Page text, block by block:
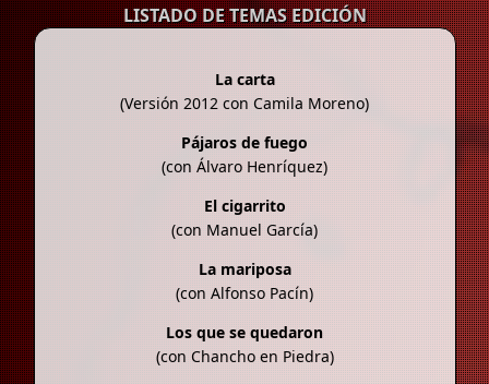
LISTADO DE TEMAS EDICIÓN
La carta
(Versión 2012 con Camila Moreno)
Pájaros de fuego
(con Álvaro Henríquez)
El cigarrito
(con Manuel García)
La mariposa
(con Alfonso Pacín)
Los que se quedaron
(con Chancho en Piedra)